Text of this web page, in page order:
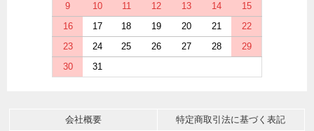
9
10 11 12 13 14
15
16
17 18 19 20 21
22
23
24 25 26 27 28
29
30
31
会社概要 特定商取引法に基づく表記